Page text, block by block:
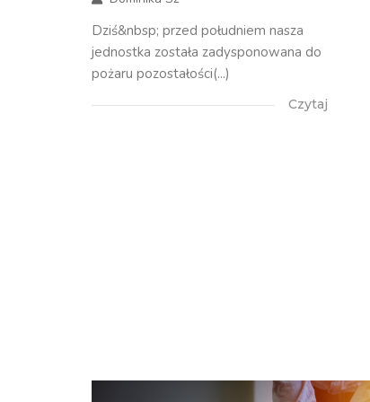
Dziś&nbsp; przed południem nasza
jednostka została zadysponowana do
pożaru pozostałości(...)
Czytaj